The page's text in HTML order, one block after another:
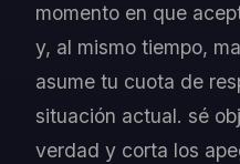
momento en que
y, al mismo tiempo,
asume tu cuota de
situación actual. sé
verdad y corta los